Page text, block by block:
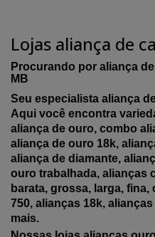
Lojas aliança de
Procurando por aliança
MB
Seu especialista aliança
Aqui você encontra
aliança de ouro, combo
aliança de ouro 18k,
aliança de diamante,
ouro trabalhada, alianças
barata, grossa, larga,
750, alianças 18k,
mais.